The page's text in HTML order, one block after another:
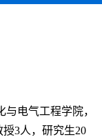
电气工程学院，
3人，研究生20